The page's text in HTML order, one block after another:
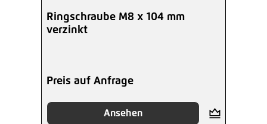
Ringschraube M8 x 104 mm
verzinkt
Preis auf Anfrage
Ansehen